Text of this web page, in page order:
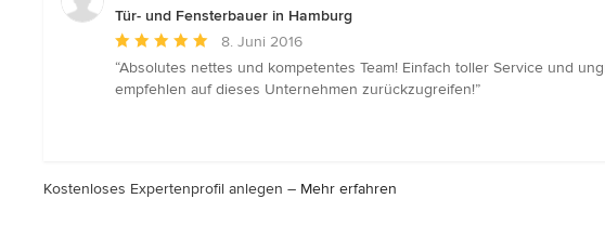
Tür- und Fensterbauer in Hamburg
Durchschnittliche
Bewertung:
5
8. Juni 2016
“Absolutes nettes und kompetentes Team! Einfach toller Service und
empfehlen auf dieses Unternehmen zurückzugreifen!”
Kostenloses Expertenprofil anlegen – Mehr erfahren